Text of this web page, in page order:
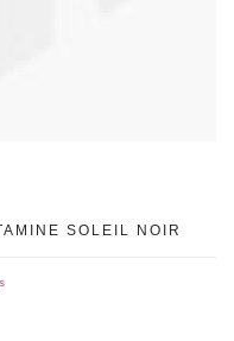
SOLEIL NOIR